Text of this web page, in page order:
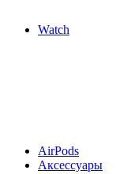
Watch
AirPods
Аксессуары